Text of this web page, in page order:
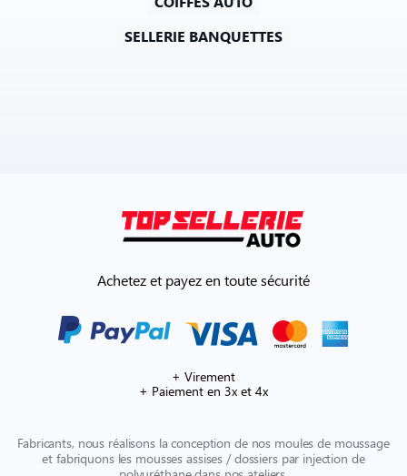
SELLERIE BANQUETTES
Achetez et payez en toute sécurité
+ Virement
+ Paiement en 3x et 4x
Fabricants, nous réalisons la conception de nos moules de moussage
et fabriquons les mousses assises / dossiers par injection de